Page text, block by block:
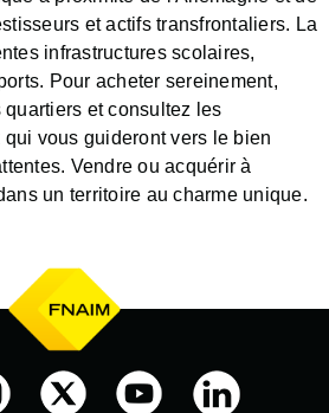
et actifs transfrontaliers. La
infrastructures scolaires,
Pour acheter sereinement,
et consultez les
vous guideront vers le bien
Vendre ou acquérir à
un territoire au charme unique.